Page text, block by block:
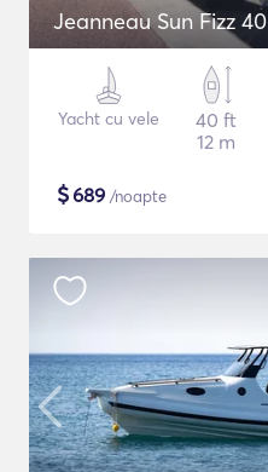
Jeanneau Sun Fizz 40
Yacht cu vele
40 ft
12 m
$689 /noapte